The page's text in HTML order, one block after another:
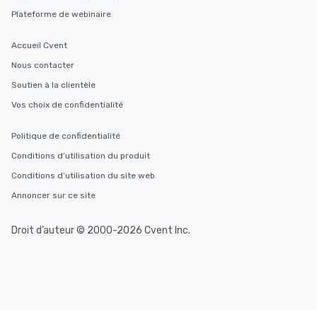
Plateforme de webinaire
Accueil Cvent
Nous contacter
Soutien à la clientèle
Vos choix de confidentialité
Politique de confidentialité
Conditions d’utilisation du produit
Conditions d’utilisation du site web
Annoncer sur ce site
Droit d’auteur © 2000-2026 Cvent Inc.